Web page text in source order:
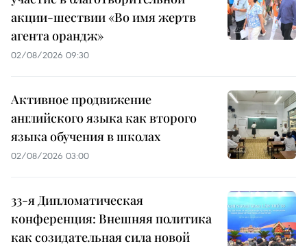
акции-шествии «Во имя жертв
агента орандж»
02/08/2026 09:30
Активное продвижение
английского языка как второго
языка обучения в школах
02/08/2026 03:00
33-я Дипломатическая
конференция: Внешняя политика
как созидательная сила новой